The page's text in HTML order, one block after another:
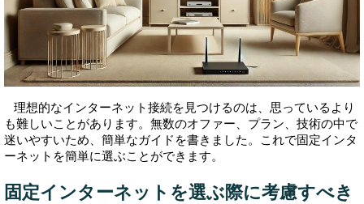
理想的なインターネット接続を見つけるのは、思っているより
も難しいことがあります。無数のオファー、プラン、技術の中で
迷いやすいため、簡単なガイドを書きました。これで固定インタ
ーネットを簡単に選ぶことができます。
固定インターネットを選ぶ際に考慮すべき